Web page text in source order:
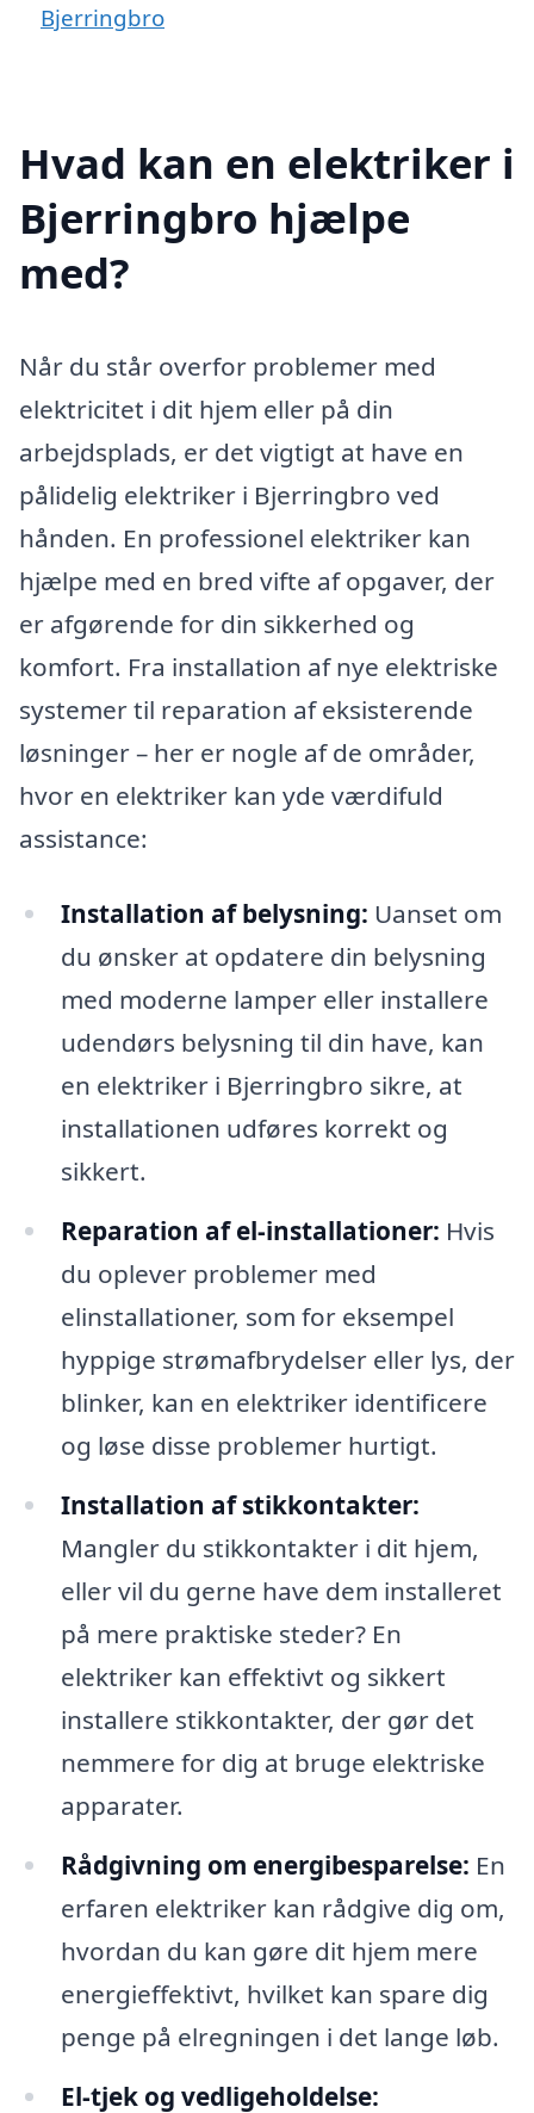
Bjerringbro
Hvad kan en elektriker i
Bjerringbro hjælpe
med?
Når du står overfor problemer med
elektricitet i dit hjem eller på din
arbejdsplads, er det vigtigt at have en
pålidelig elektriker i Bjerringbro ved
hånden. En professionel elektriker kan
hjælpe med en bred vifte af opgaver, der
er afgørende for din sikkerhed og
komfort. Fra installation af nye elektriske
systemer til reparation af eksisterende
løsninger – her er nogle af de områder,
hvor en elektriker kan yde værdifuld
assistance:
Installation af belysning: Uanset om
du ønsker at opdatere din belysning
med moderne lamper eller installere
udendørs belysning til din have, kan
en elektriker i Bjerringbro sikre, at
installationen udføres korrekt og
sikkert.
Reparation af el-installationer: Hvis
du oplever problemer med
elinstallationer, som for eksempel
hyppige strømafbrydelser eller lys, der
blinker, kan en elektriker identificere
og løse disse problemer hurtigt.
Installation af stikkontakter:
Mangler du stikkontakter i dit hjem,
eller vil du gerne have dem installeret
på mere praktiske steder? En
elektriker kan effektivt og sikkert
installere stikkontakter, der gør det
nemmere for dig at bruge elektriske
apparater.
Rådgivning om energibesparelse: En
erfaren elektriker kan rådgive dig om,
hvordan du kan gøre dit hjem mere
energieffektivt, hvilket kan spare dig
penge på elregningen i det lange løb.
El-tjek og vedligeholdelse: